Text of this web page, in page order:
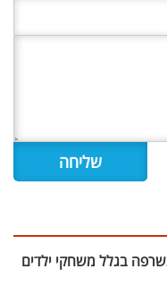
בגלל משחקי ילדים